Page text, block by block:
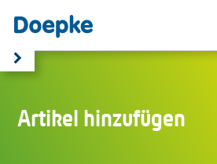
Artikel hinzufügen